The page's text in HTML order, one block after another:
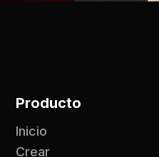
Producto
Inicio
Crear